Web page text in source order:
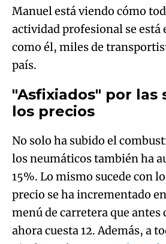
Manuel está viendo cómo
actividad profesional se está
como él, miles de
país.
"Asfixiados" por las
los precios
No solo ha subido el
los neumáticos también ha
15%. Lo mismo sucede con
precio se ha incrementado
menú de carretera que antes
ahora cuesta 12. Además, a